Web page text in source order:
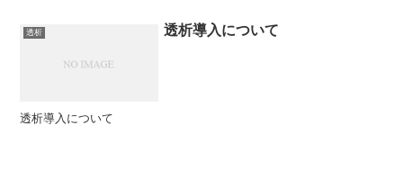
透析 透析導入について
透析導入について